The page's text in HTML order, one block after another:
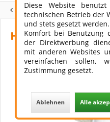
Übersicht Exklusiv-Line
Hotelslipper
Diese Website
technischen Betrieb der
und stets gesetzt
Komfort bei Benutzung
der Direktwerbung
mit anderen Websites
vereinfachen sollen,
Zustimmung gesetzt.
Ablehnen Alle